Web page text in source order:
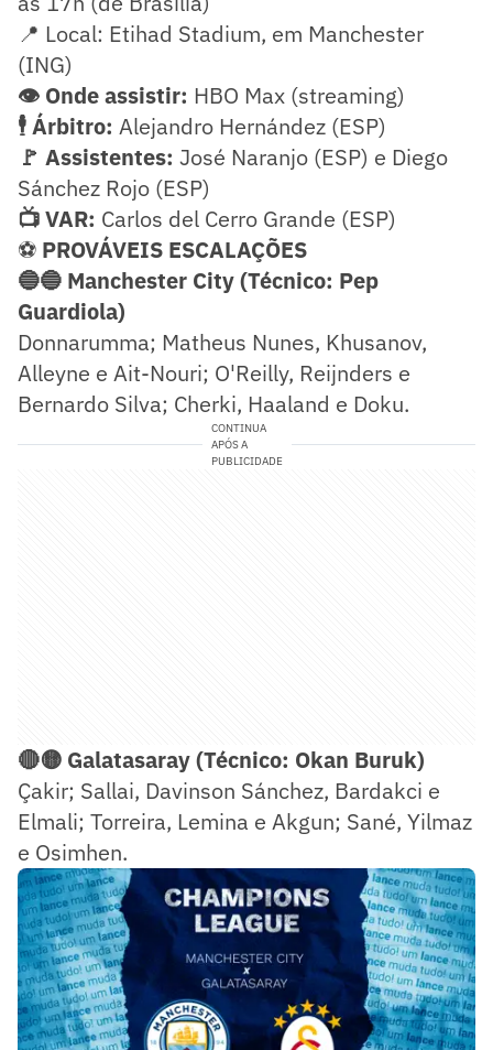
📍 Local: Etihad Stadium, em Manchester
(ING)
👁️ Onde assistir: HBO Max (streaming)
🕴️ Árbitro: Alejandro Hernández (ESP)
🚩 Assistentes: José Naranjo (ESP) e Diego
Sánchez Rojo (ESP)
📺 VAR: Carlos del Cerro Grande (ESP)
⚽ PROVÁVEIS ESCALAÇÕES
🔵🔵 Manchester City (Técnico: Pep
Guardiola)
Donnarumma; Matheus Nunes, Khusanov,
Alleyne e Ait-Nouri; O'Reilly, Reijnders e
Bernardo Silva; Cherki, Haaland e Doku.
CONTINUA
APÓS A
PUBLICIDADE
🔴🟡 Galatasaray (Técnico: Okan Buruk)
Çakir; Sallai, Davinson Sánchez, Bardakci e
Elmali; Torreira, Lemina e Akgun; Sané, Yilmaz
e Osimhen.